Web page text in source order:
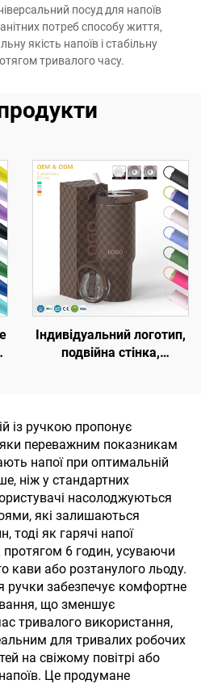
посуд для напоїв
потреб способу життя,
якість напоїв і стабільну
тривалого часу.
Індивідуальний логотип,
подвійна стінка,
унцій, 32 унції, 40 унцій,
дорожня кружка з
кришкою для гарячих і
холодних напоїв
із ручкою пропонує
переважним показникам
напої при оптимальній
ніж у стандартних
насолоджуються
які залишаються
тоді як гарячі напої
6 годин, усуваючи
кави або розтанулого льоду.
ручки забезпечує комфортне
що зменшує
тривалого використання,
для тривалих робочих
на свіжому повітрі або
Це продумане